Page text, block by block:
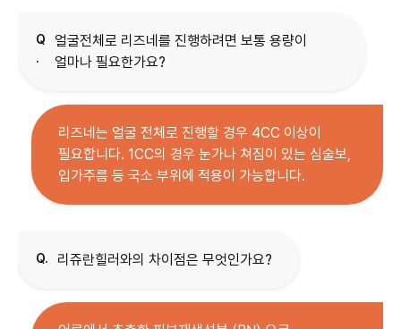
Q
.
얼굴전체로 리즈네를 진행하려면 보통 용량이
얼마나 필요한가요?
리즈네는 얼굴 전체로 진행할 경우 4CC 이상이
필요합니다. 1CC의 경우 눈가나 쳐짐이 있는 심술보,
입가주름 등 국소 부위에 적용이 가능합니다.
Q. 리쥬란힐러와의 차이점은 무엇인가요?